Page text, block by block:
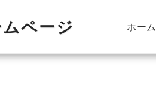
ページ ホーム